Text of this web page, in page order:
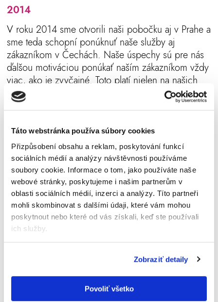
Táto webstránka používa súbory cookies
Přizpůsobení obsahu a reklam, poskytování funkcí
sociálních médií a analýzy návštěvnosti používáme
soubory cookie. Informace o tom, jako používáte naše
webové stránky, poskytujeme i našim partnerům v
oblasti sociálních médií, inzerci a analýzy. Títo partneři
mohli skombinovat s dalšími údaji, které vám mohou
poskytnout nebo které od vás získali, keď ste používali
ich služby.
Zobraziť detaily
Povoliť všetko
2014
V roku 2014 sme otvorili naši pobočku aj v Prahe a
sme teda schopní ponúknuť naše služby aj
zákazníkom v Čechách. Naše úspechy sú pre nás
ďalšou motiváciou ponúkať naším zákazníkom vždy
viac, ako je zvyčajné. Toto platí nielen na našich
veľkoobchodoch v Prahe a v Brne, ale aj na
2022
Otvorenie veľkoobchodu Storge SK s.r.o. Bratislava
Oznamovací systém:
https://app.whispero.eu/f/4sqczbxx67xztkfh
STORGEBRATISLAVA